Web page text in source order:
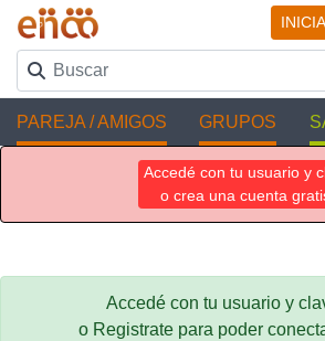
PAREJA / AMIGOS GRUPOS
Accedé con tu usuario y
o crea una cuenta
Accedé con tu usuario y
o Registrate para poder